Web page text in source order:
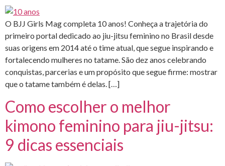
O BJJ Girls Mag completa 10 anos! Conheça a trajetória do
primeiro portal dedicado ao jiu-jitsu feminino no Brasil desde
suas origens em 2014 até o time atual, que segue inspirando e
fortalecendo mulheres no tatame. São dez anos celebrando
conquistas, parcerias e um propósito que segue firme: mostrar
que o tatame também é delas. […]
Como escolher o melhor
kimono feminino para jiu-jitsu:
9 dicas essenciais